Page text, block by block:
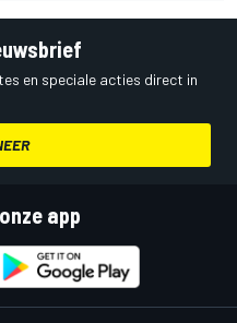
en speciale acties direct in
app